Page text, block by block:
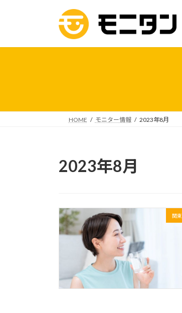
プ
動
HOME モニター情報 2023年8月
2023年8月
関東